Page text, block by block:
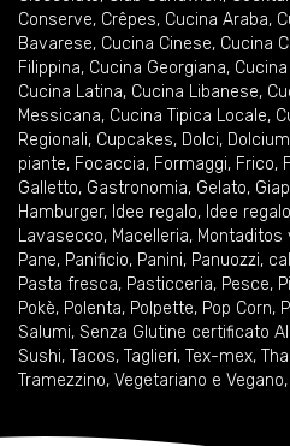
Conserve, Crêpes, Cucina Araba,
Bavarese, Cucina Cinese, Cucina
Filippina, Cucina Georgiana,
Cucina Latina, Cucina Libanese,
Messicana, Cucina Tipica Locale,
Regionali, Cupcakes, Dolci,
piante, Focaccia, Formaggi, Frico,
Galletto, Gastronomia, Gelato,
Hamburger, Idee regalo, Idee regalo
Lavasecco, Macelleria, Montaditos
Pane, Panificio, Panini, Panuozzi,
Pasta fresca, Pasticceria, Pesce,
Pokè, Polenta, Polpette, Pop Corn,
Salumi, Senza Glutine certificato
Sushi, Tacos, Taglieri, Tex-mex,
Tramezzino, Vegetariano e Vegano,